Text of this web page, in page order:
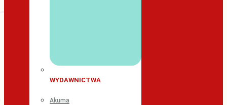
WYDAWNICTWA
Akuma